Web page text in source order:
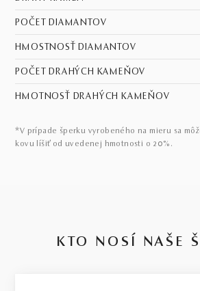
POČET DIAMANTOV
HMOSTNOSŤ DIAMANTOV
POČET DRAHÝCH KAMEŇOV
HMOTNOSŤ DRAHÝCH KAMEŇOV
*V prípade šperku vyrobeného na mieru sa
kovu líšiť od uvedenej hmotnosti o 20%.
KTO NOSÍ NAŠE